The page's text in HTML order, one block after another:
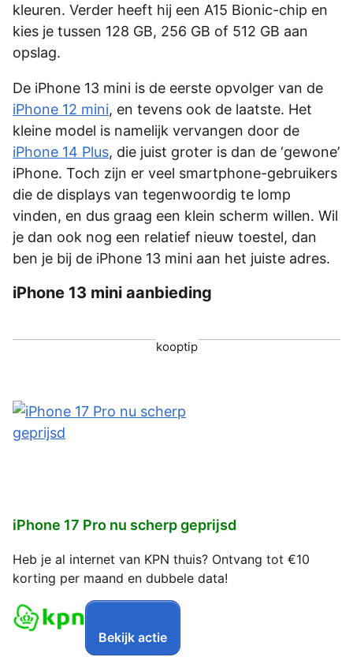
kleuren. Verder heeft hij een A15 Bionic-chip en
kies je tussen 128 GB, 256 GB of 512 GB aan
opslag.
De iPhone 13 mini is de eerste opvolger van de
iPhone 12 mini, en tevens ook de laatste. Het
kleine model is namelijk vervangen door de
iPhone 14 Plus, die juist groter is dan de ‘gewone’
iPhone. Toch zijn er veel smartphone-gebruikers
die de displays van tegenwoordig te lomp
vinden, en dus graag een klein scherm willen. Wil
je dan ook nog een relatief nieuw toestel, dan
ben je bij de iPhone 13 mini aan het juiste adres.
iPhone 13 mini aanbieding
kooptip
iPhone 17 Pro nu scherp geprijsd
Heb je al internet van KPN thuis? Ontvang tot €10
korting per maand en dubbele data!
Bekijk actie